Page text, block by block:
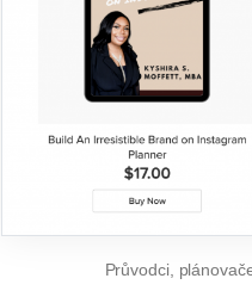
Průvodci,